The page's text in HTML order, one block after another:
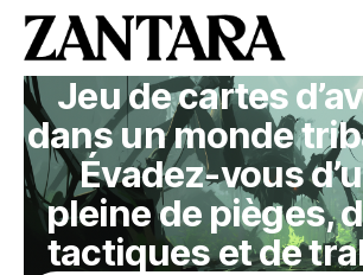
Jeu de cartes
dans un monde
Évadez-vous
pleine de pièges,
tactiques et de